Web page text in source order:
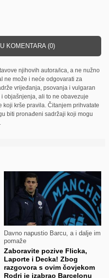
KOMENTARA (0)
njihovih autora/ica, a ne nužno
ne može i neće odgovarati za
vrijeđanja, psovanja i vulgaran
objašnjenja, ali to ne obavezuje
koji krše pravila. Čitanjem prihvatate
biti pronađeni sadržaji koji mogu
Davno napustio Barcu, a i dalje im
pomaže
Zaboravite pozive Flicka,
Laporte i Decka! Zbog
razgovora s ovim čovjekom
Rodri je izabrao Barcelonu